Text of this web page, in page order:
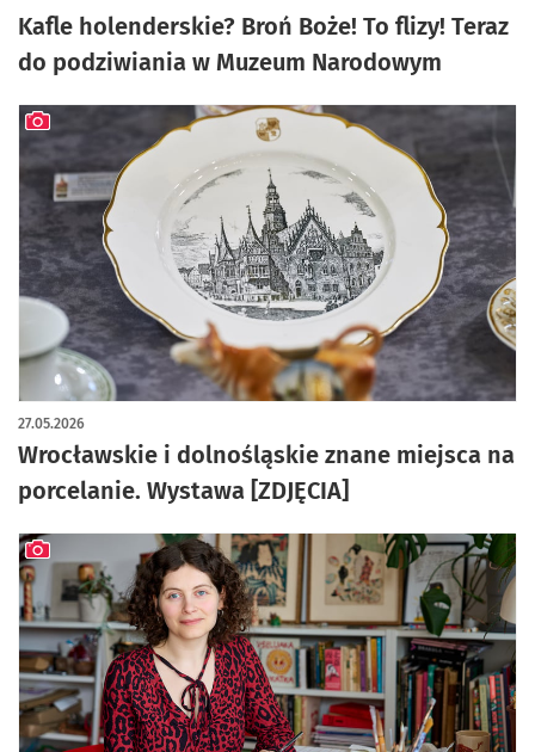
Kafle holenderskie? Broń Boże! To flizy! Teraz
do podziwiania w Muzeum Narodowym
Wrocławskie i dolnośląskie znane miejsca na
porcelanie. Wystawa [ZDJĘCIA]
27.05.2026
artykuł z galerią zdjęć